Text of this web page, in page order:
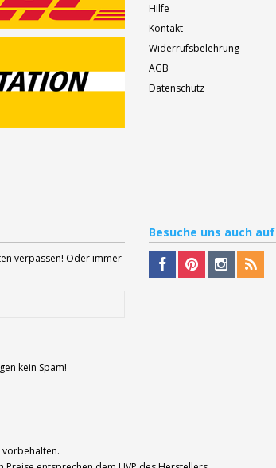
Hilfe
Kontakt
Widerrufsbelehrung
AGB
Datenschutz
verpassen! Oder immer
kein Spam!
Besuche uns auch auf
vorbehalten.